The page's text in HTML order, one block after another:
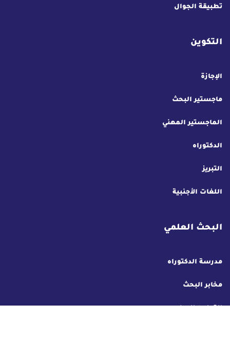
تطبيقة الجوال
التكوين
الإجازة
ماجستير البحث
الماجستير المهني
الدكتوراه
التبريز
اللغات الأجنبية
البحث العلمي
مدرسة الدكتوراه
مخابر البحث